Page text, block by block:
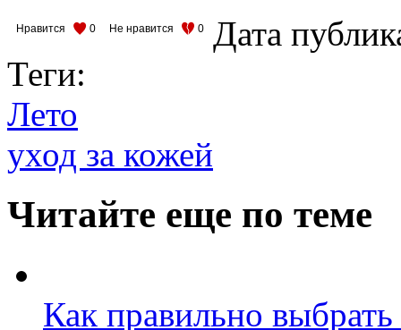
Нравится 0 Не нравится 0
Дата
Теги:
Лето
уход за кожей
Читайте еще по теме
Как правильно